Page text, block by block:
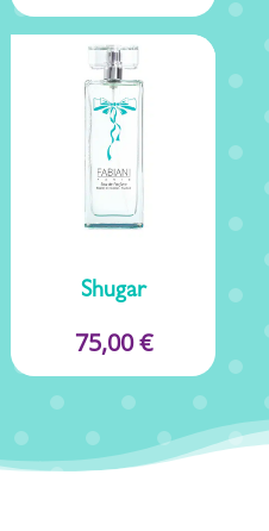
Shugar
75,00€